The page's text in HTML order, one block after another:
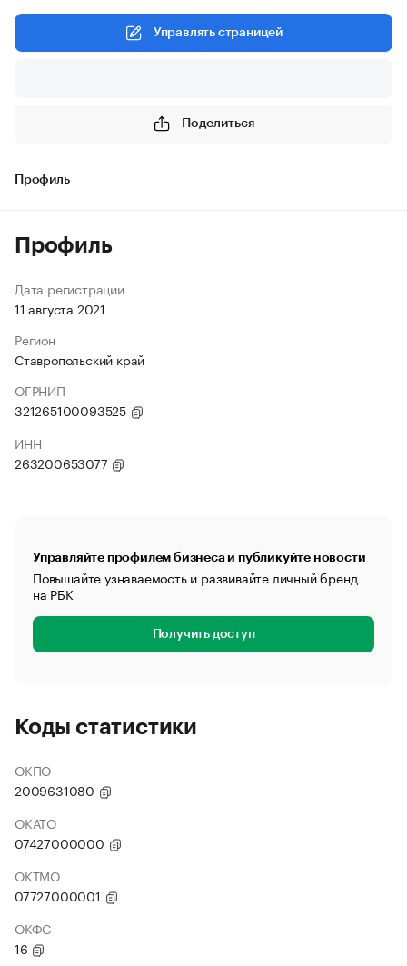
Управлять страницей
Поделиться
Профиль
Профиль
Дата регистрации
11 августа 2021
Регион
Ставропольский край
ОГРНИП
321265100093525
ИНН
263200653077
Управляйте профилем бизнеса и публикуйте новости
Повышайте узнаваемость и развивайте личный бренд
на РБК
Получить доступ
Коды статистики
ОКПО
2009631080
ОКАТО
07427000000
ОКТМО
07727000001
ОКФС
16